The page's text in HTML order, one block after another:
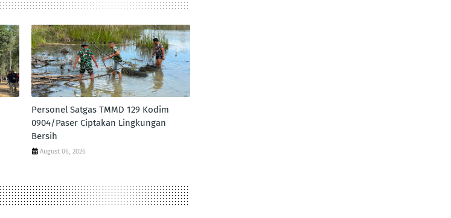
Personel Satgas TMMD 129 Kodim
0904/Paser Ciptakan Lingkungan
Bersih
August 06, 2026